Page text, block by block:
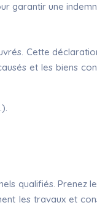
garantir une
Cette
et les biens
qualifiés.
les travaux et